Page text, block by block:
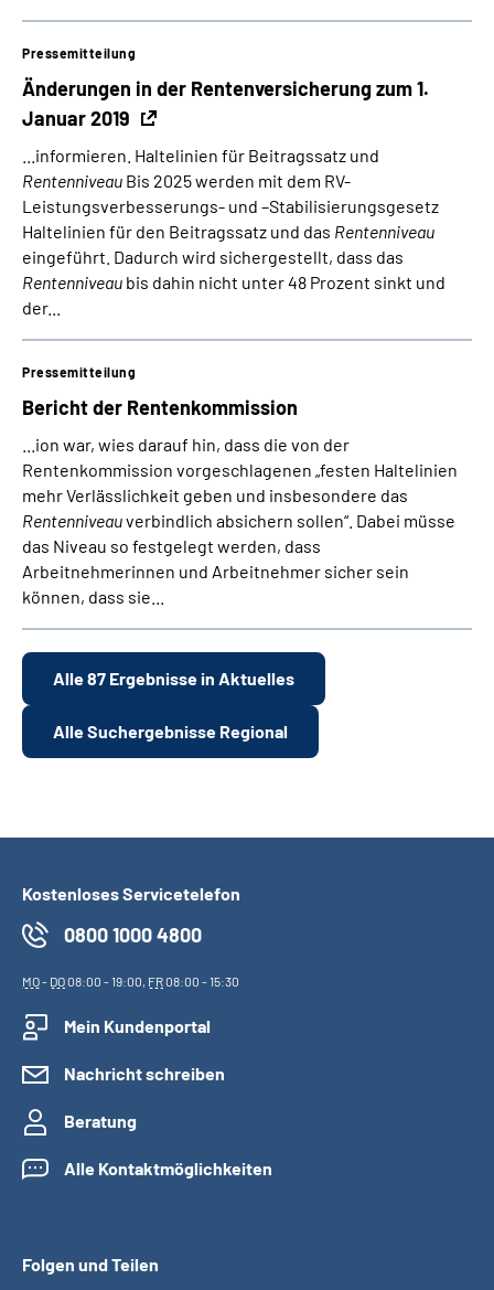
Änderungen in der Rentenversicherung zum 1.
Januar 2019
Pressemitteilung
...informieren. Haltelinien für Beitragssatz und
Rentenniveau Bis 2025 werden mit dem RV-
Leistungsverbesserungs- und –Stabilisierungsgesetz
Haltelinien für den Beitragssatz und das Rentenniveau
eingeführt. Dadurch wird sichergestellt, dass das
Rentenniveau bis dahin nicht unter 48 Prozent sinkt und
der...
Bericht der Rentenkommission
Pressemitteilung
...ion war, wies darauf hin, dass die von der
Rentenkommission vorgeschlagenen „festen Haltelinien
mehr Verlässlichkeit geben und insbesondere das
Rentenniveauverbindlich absichern sollen“. Dabei müsse
das Niveau so festgelegt werden, dass
Arbeitnehmerinnen und Arbeitnehmer sicher sein
können, dass sie...
Alle 87 Ergebnisse in Aktuelles
Alle Suchergebnisse Regional
Kostenloses Servicetelefon
0800 1000 4800
MO- DO08:00 - 19:00, FR08:00 - 15:30
Mein Kundenportal
Nachricht schreiben
Beratung
Alle Kontaktmöglichkeiten
Folgen und Teilen